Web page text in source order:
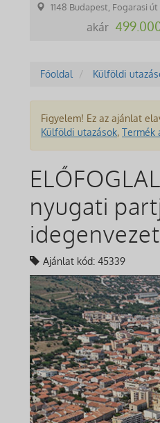
1148 Budapest, Fogarasi út 5. 27. ép.( (NINCS SZEMÉLYES
akár
Főoldal Külföldi
Figyelem! Ez az ajánlat
Külföldi utazások, Termék
nyugati
Ajánlat kód: 45339